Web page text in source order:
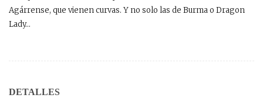
Agárrense, que vienen curvas. Y no solo las de Burma o Dragon
Lady…
DETALLES